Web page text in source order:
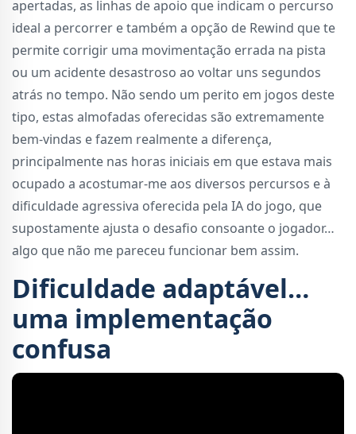
apertadas, as linhas de apoio que indicam o percurso
ideal a percorrer e também a opção de Rewind que te
permite corrigir uma movimentação errada na pista
ou um acidente desastroso ao voltar uns segundos
atrás no tempo. Não sendo um perito em jogos deste
tipo, estas almofadas oferecidas são extremamente
bem-vindas e fazem realmente a diferença,
principalmente nas horas iniciais em que estava mais
ocupado a acostumar-me aos diversos percursos e à
dificuldade agressiva oferecida pela IA do jogo, que
supostamente ajusta o desafio consoante o jogador…
algo que não me pareceu funcionar bem assim.
Dificuldade adaptável…
uma implementação
confusa